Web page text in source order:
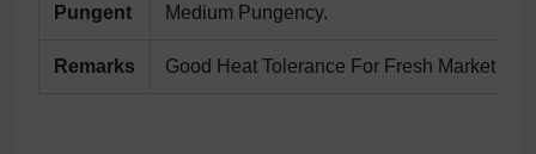
Pungent Medium Pungency.
Remarks Good Heat Tolerance For Fresh Market